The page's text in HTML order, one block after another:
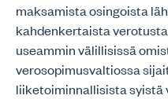
maksamista osingoista
kahdenkertaista
useammin välillisissä
verosopimusvaltiossa
liiketoiminnallisista syistä